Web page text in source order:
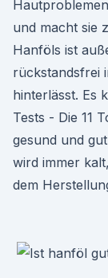
und macht sie
Hanföls ist
rückstandsfrei
hinterlässt. Es
Tests - Die 11
gesund und
wird immer
dem